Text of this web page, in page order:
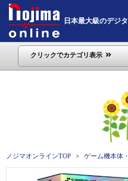
日本最大級のデジ
クリックでカテゴリ表示
ノジマオンラインTOP ゲーム機本体